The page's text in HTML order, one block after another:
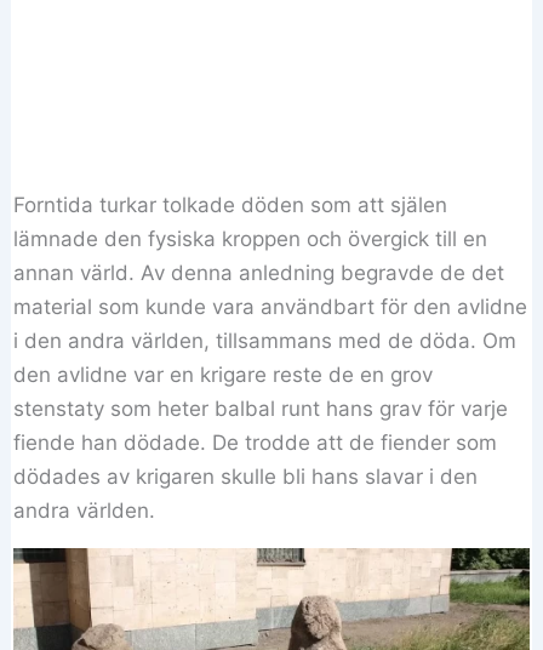
Forntida turkar tolkade döden som att själen
lämnade den fysiska kroppen och övergick till en
annan värld. Av denna anledning begravde de det
material som kunde vara användbart för den avlidne
i den andra världen, tillsammans med de döda. Om
den avlidne var en krigare reste de en grov
stenstaty som heter balbal runt hans grav för varje
fiende han dödade. De trodde att de fiender som
dödades av krigaren skulle bli hans slavar i den
andra världen.